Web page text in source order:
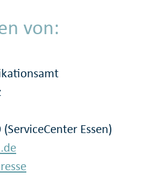
von:
Essen)